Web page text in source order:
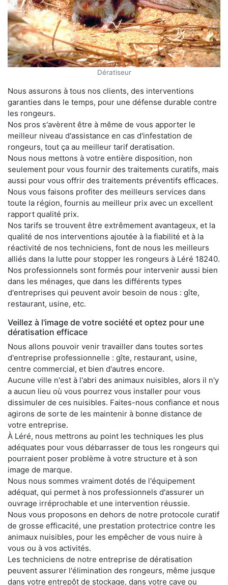
Dératiseur
Nous assurons à tous nos clients, des interventions
garanties dans le temps, pour une défense durable contre
les rongeurs.
Nos pros s'avèrent être à même de vous apporter le
meilleur niveau d'assistance en cas d'infestation de
rongeurs, tout ça au meilleur tarif deratisation.
Nous nous mettons à votre entière disposition, non
seulement pour vous fournir des traitements curatifs, mais
aussi pour vous offrir des traitements préventifs efficaces.
Nous vous faisons profiter des meilleurs services dans
toute la région, fournis au meilleur prix avec un excellent
rapport qualité prix.
Nos tarifs se trouvent être extrêmement avantageux, et la
qualité de nos interventions ajoutée à la fiabilité et à la
réactivité de nos techniciens, font de nous les meilleurs
alliés dans la lutte pour stopper les rongeurs à Léré 18240.
Nos professionnels sont formés pour intervenir aussi bien
dans les ménages, que dans les différents types
d'entreprises qui peuvent avoir besoin de nous : gîte,
restaurant, usine, etc.
Veillez à l'image de votre société et optez pour une
dératisation efficace
Nous allons pouvoir venir travailler dans toutes sortes
d'entreprise professionnelle : gîte, restaurant, usine,
centre commercial, et bien d'autres encore.
Aucune ville n'est à l'abri des animaux nuisibles, alors il n'y
a aucun lieu où vous pourrez vous installer pour vous
dissimuler de ces nuisibles. Faites-nous confiance et nous
agirons de sorte de les maintenir à bonne distance de
votre entreprise.
À Léré, nous mettrons au point les techniques les plus
adéquates pour vous débarrasser de tous les rongeurs qui
pourraient poser problème à votre structure et à son
image de marque.
Nous nous sommes vraiment dotés de l'équipement
adéquat, qui permet à nos professionnels d'assurer un
ouvrage irréprochable et une intervention réussie.
Nous vous proposons en dehors de notre protocole curatif
de grosse efficacité, une prestation protectrice contre les
animaux nuisibles, pour les empêcher de vous nuire à
vous ou à vos activités.
Les techniciens de notre entreprise de dératisation
peuvent assurer l'élimination des rongeurs, même jusque
dans votre entrepôt de stockage, dans votre cave ou